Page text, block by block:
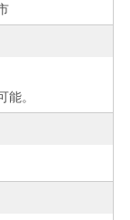
。